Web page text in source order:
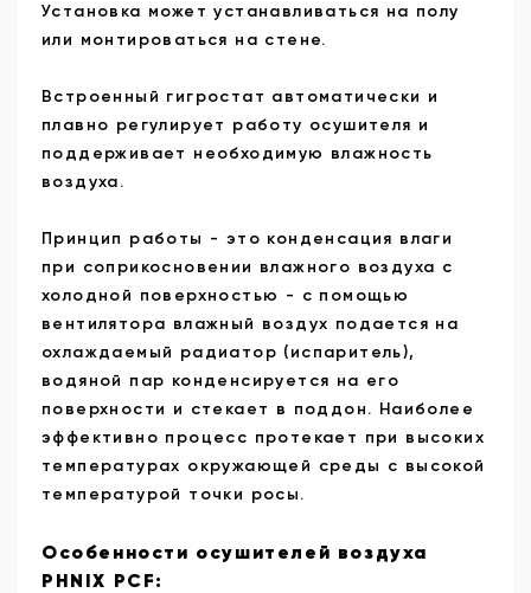
Установка может устанавливаться на полу
или монтироваться на стене.
Встроенный гигростат автоматически и
плавно регулирует работу осушителя и
поддерживает необходимую влажность
воздуха.
Принцип работы - это конденсация влаги
при соприкосновении влажного воздуха с
холодной поверхностью - с помощью
вентилятора влажный воздух подается на
охлаждаемый радиатор (испаритель),
водяной пар конденсируется на его
поверхности и стекает в поддон. Наиболее
эффективно процесс протекает при высоких
температурах окружающей среды с высокой
температурой точки росы.
Особенности осушителей воздуха
PHNIX PCF: